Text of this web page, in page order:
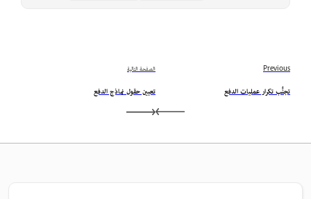
Previous
تجنُّب تكرار عمليات الدفع
الصفحة التالية
تعيين حقول نماذج الدفع